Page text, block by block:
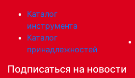
Каталог
инструмента
Каталог
принадлежностей
Подписаться на новости